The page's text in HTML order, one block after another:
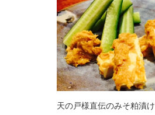
天の戸様直伝のみそ粕漬け